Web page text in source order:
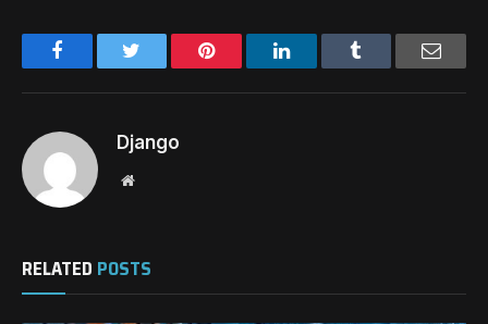
Facebook Pinterest LinkedIn Email
Django
Website
RELATED POSTS